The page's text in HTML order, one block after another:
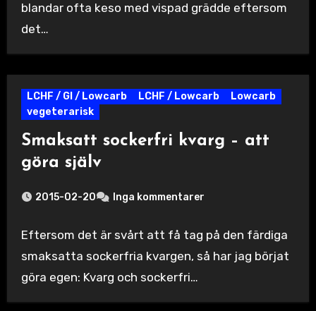
blandar ofta keso med vispad grädde eftersom
det…
LCHF / GI / Lowcarb LCHF / Lowcarb
Lowcarb
vegeterarisk
Smaksatt sockerfri kvarg – att
göra själv
2015-02-20 Inga kommentarer
Eftersom det är svårt att få tag på den färdiga
smaksatta sockerfria kvargen, så har jag börjat
göra egen: Kvarg och sockerfri…